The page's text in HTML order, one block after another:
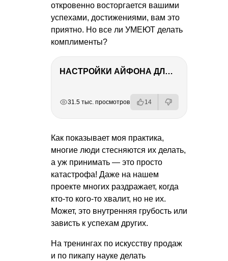
откровенно восторгается вашими
успехами, достижениями, вам это
приятно. Но все ли УМЕЮТ делать
комплименты?
НАСТРОЙКИ АЙФОНА ДЛЯ ФОТО И ВИДЕО
31.5 тыс. просмотров 14
Как показывает моя практика,
многие люди стесняются их делать,
а уж принимать — это просто
катастрофа! Даже на нашем
проекте многих раздражает, когда
кто-то кого-то хвалит, но не их.
Может, это внутренняя грубость или
зависть к успехам других.
На тренингах по искусству продаж
и по пикапу науке делать